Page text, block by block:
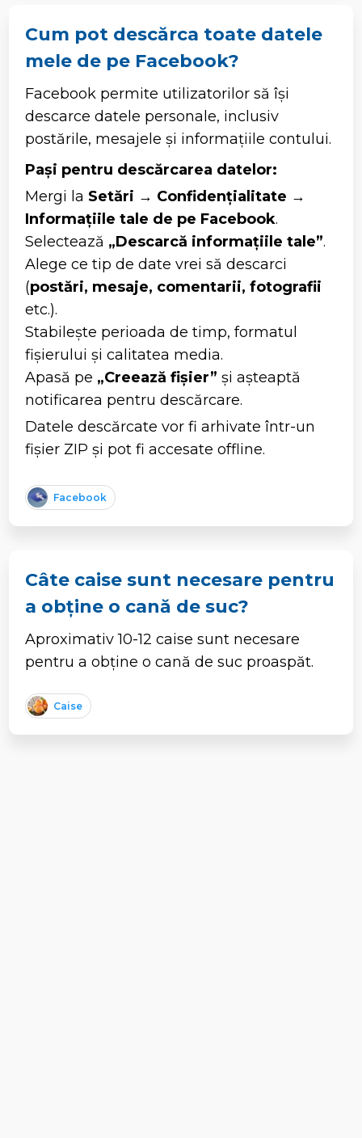
Cum pot descărca toate datele
mele de pe Facebook?
Facebook permite utilizatorilor să își
descarce datele personale, inclusiv
postările, mesajele și informațiile contului.
Pași pentru descărcarea datelor:
Mergi la Setări → Confidențialitate →
Informațiile tale de pe Facebook.
Selectează „Descarcă informațiile tale”.
Alege ce tip de date vrei să descarci
(postări, mesaje, comentarii, fotografii
etc.).
Stabilește perioada de timp, formatul
fișierului și calitatea media.
Apasă pe „Creează fișier” și așteaptă
notificarea pentru descărcare.
Datele descărcate vor fi arhivate într-un
fișier ZIP și pot fi accesate offline.
Facebook
Câte caise sunt necesare pentru
a obține o cană de suc?
Aproximativ 10-12 caise sunt necesare
pentru a obține o cană de suc proaspăt.
Caise